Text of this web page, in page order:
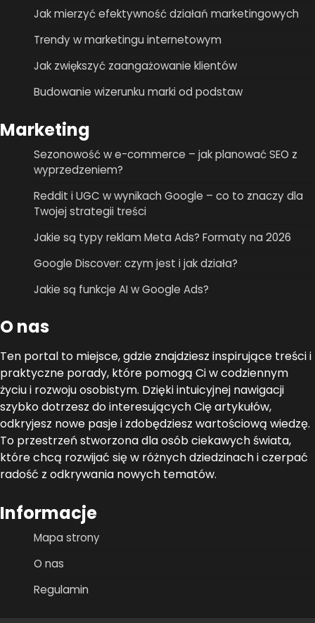
Jak mierzyć efektywność działań marketingowych
Trendy w marketingu internetowym
Jak zwiększyć zaangażowanie klientów
Budowanie wizerunku marki od podstaw
Marketing
Sezonowość w e-commerce – jak planować SEO z
wyprzedzeniem?
Reddit i UGC w wynikach Google – co to znaczy dla
Twojej strategii treści
Jakie są typy reklam Meta Ads? Formaty na 2026
Google Discover: czym jest i jak działa?
Jakie są funkcje AI w Google Ads?
O nas
Ten portal to miejsce, gdzie znajdziesz inspirujące treści i
praktyczne porady, które pomogą Ci w codziennym
życiu i rozwoju osobistym. Dzięki intuicyjnej nawigacji
szybko dotrzesz do interesujących Cię artykułów,
odkryjesz nowe pasje i zdobędziesz wartościową wiedzę.
To przestrzeń stworzona dla osób ciekawych świata,
które chcą rozwijać się w różnych dziedzinach i czerpać
radość z odkrywania nowych tematów.
Informacje
Mapa strony
O nas
Regulamin